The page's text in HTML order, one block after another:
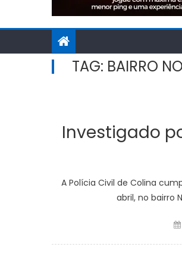
TAG: BAIRRO
Investigado
A Polícia Civil de Colina
abril, no bairro